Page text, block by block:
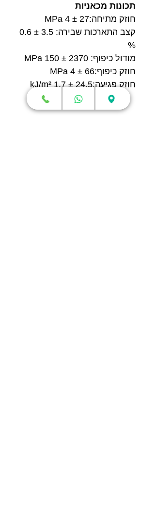
תכונות מכאניות
חוזק מתיחה:27 ± 4 MPa
קצב התארכות שבירה: 3.5 ± 0.6
%
מודול כיפוף: 2370 ± 150 MPa
חוזק כיפוף:66 ± 4 MPa
חוזק פגיעה:24.5 ± 1.7 kJ/m²